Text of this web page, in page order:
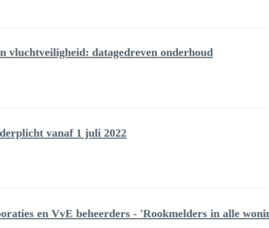
vluchtveiligheid: datagedreven onderhoud
vanaf 1 juli 2022
en VvE beheerders - 'Rookmelders in alle